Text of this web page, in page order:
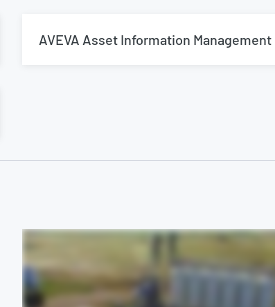
AVEVA Asset Information Management